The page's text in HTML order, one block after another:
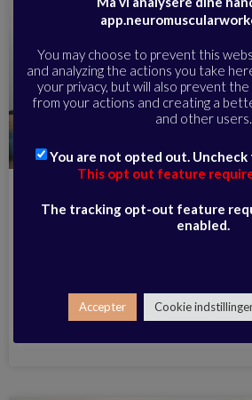
15-05-23
For at blive medlem skal du tilmelde dig
You may choose to prevent this
and analyzing the actions you take
your privacy, but will also prevent
from your actions and creating a
and other users.
You are not opted out.
This opt out feature
The tracking opt-out feature
enabled.
Accepter Cookie